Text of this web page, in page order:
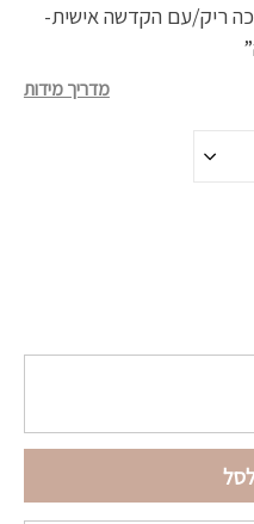
ריק/עם הקדשה אישית-
מדריך מידות